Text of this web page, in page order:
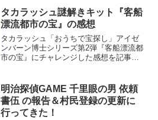
タカラッシュ謎解きキット『客船
漂流都市の宝』の感想
タカラッシュ「おうちで宝探し」アイゼ
ンバーン博士シリーズ第2弾『客船漂流都
市の宝』にチャレンジした感想を記事に
です。気がついたらこの世界観に入り込
んでいる没入感。クリアした時の達成
感。今回も楽しいひとときを堪能させて
いただきました！
明治探偵GAME 千里眼の男 依頼
書伍 の報告＆村民登録の更新に
行ってきた！